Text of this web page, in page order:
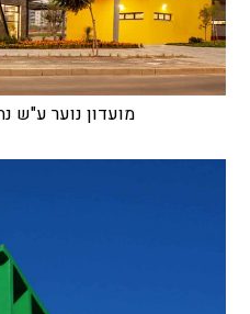
מועדון נוער ע"ש